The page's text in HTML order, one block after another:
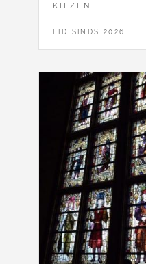
KIEZEN
LID SINDS 2026